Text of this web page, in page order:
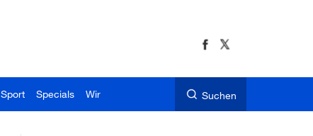
Sport Specials Wir Suchen